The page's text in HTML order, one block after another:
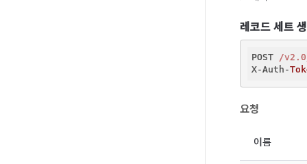
레코드 세트
POST /
X-Auth-
요청
이름